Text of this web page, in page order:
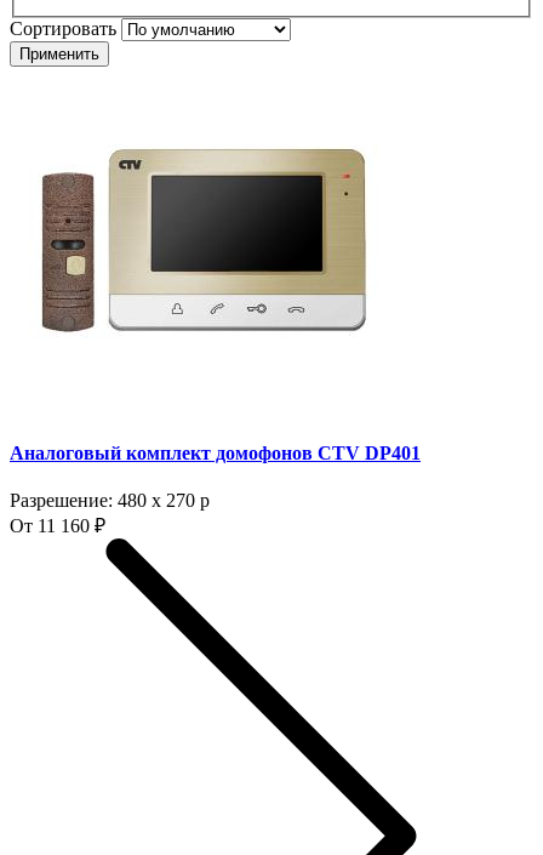
Сортировать
Аналоговый комплект домофонов CTV DP401
Разрешение: 480 х 270 p
От 11 160 ₽